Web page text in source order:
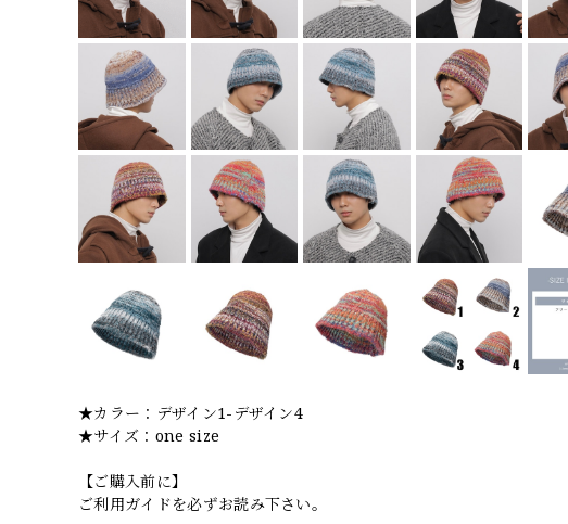
★カラー：デザイン1-デザイン4
★サイズ：one size
【ご購入前に】
ご利用ガイドを必ずお読み下さい。